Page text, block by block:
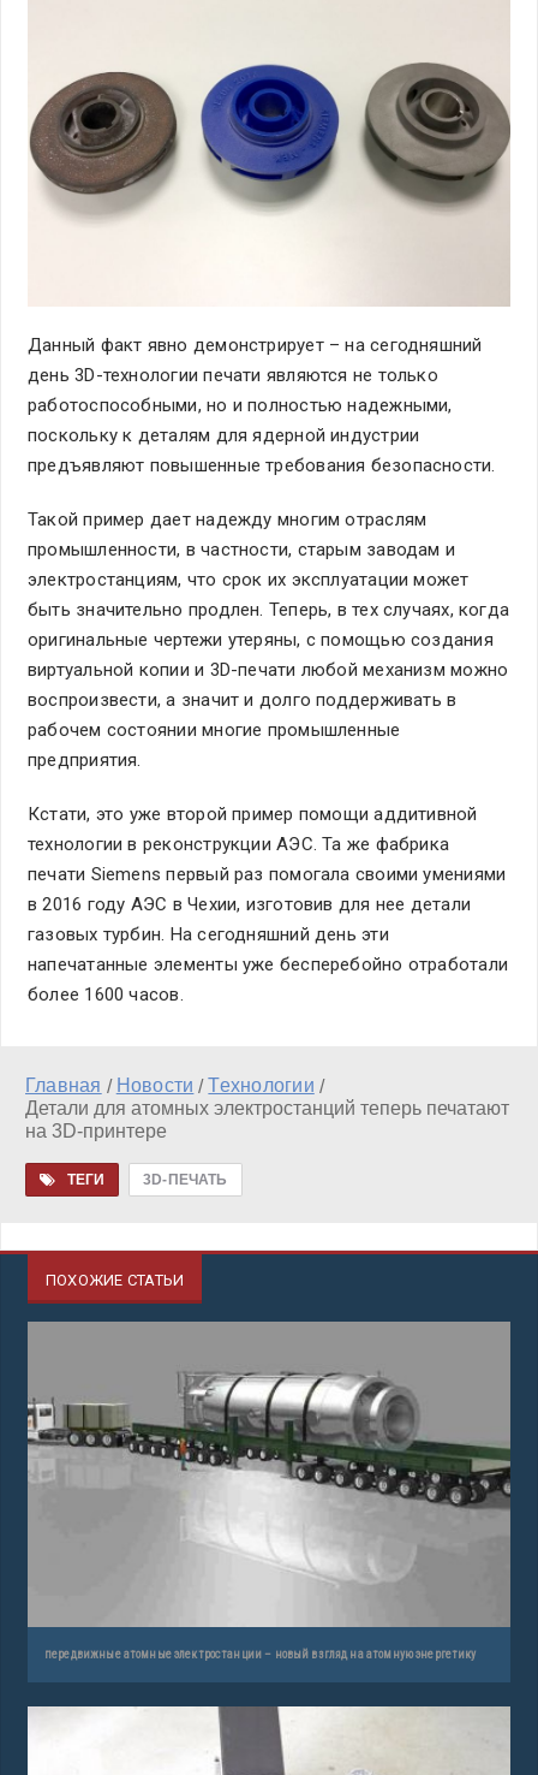
Данный факт явно демонстрирует – на сегодняшний
день 3D-технологии печати являются не только
работоспособными, но и полностью надежными,
поскольку к деталям для ядерной индустрии
предъявляют повышенные требования безопасности.
Такой пример дает надежду многим отраслям
промышленности, в частности, старым заводам и
электростанциям, что срок их эксплуатации может
быть значительно продлен. Теперь, в тех случаях, когда
оригинальные чертежи утеряны, с помощью создания
виртуальной копии и 3D-печати любой механизм можно
воспроизвести, а значит и долго поддерживать в
рабочем состоянии многие промышленные
предприятия.
Кстати, это уже второй пример помощи аддитивной
технологии в реконструкции АЭС. Та же фабрика
печати Siemens первый раз помогала своими умениями
в 2016 году АЭС в Чехии, изготовив для нее детали
газовых турбин. На сегодняшний день эти
напечатанные элементы уже бесперебойно отработали
более 1600 часов.
Главная / Новости /Технологии /
Детали для атомных электростанций теперь печатают
на 3D-принтере
ТЕГИ 3D-ПЕЧАТЬ
ПОХОЖИЕ СТАТЬИ
передвижные атомные электростанции – новый взгляд на атомную энергетику